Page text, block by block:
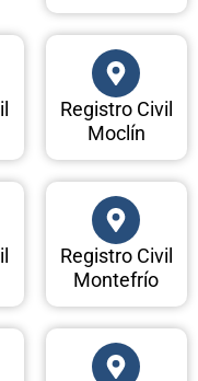
Registro Civil
Moclín
Registro Civil
Montefrío